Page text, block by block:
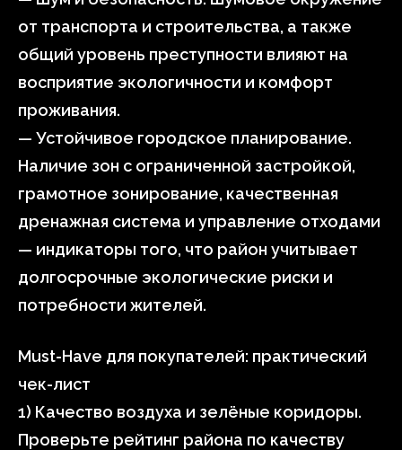
от транспорта и строительства, а также
общий уровень преступности влияют на
восприятие экологичности и комфорт
проживания.
— Устойчивое городское планирование.
Наличие зон с ограниченной застройкой,
грамотное зонирование, качественная
дренажная система и управление отходами
— индикаторы того, что район учитывает
долгосрочные экологические риски и
потребности жителей.
Must-Have для покупателей: практический
чек-лист
1) Качество воздуха и зелёные коридоры.
Проверьте рейтинг района по качеству